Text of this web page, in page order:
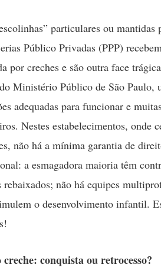
particulares ou
Público Privadas (PPP)
por creches e são outra face
Ministério Público de São Paulo,
adequadas para funcionar e
Nestes estabelecimentos, onde
não há a mínima garantia de
a esmagadora maioria têm
rebaixados; não há equipes
o desenvolvimento infantil.
conquista ou retrocesso?